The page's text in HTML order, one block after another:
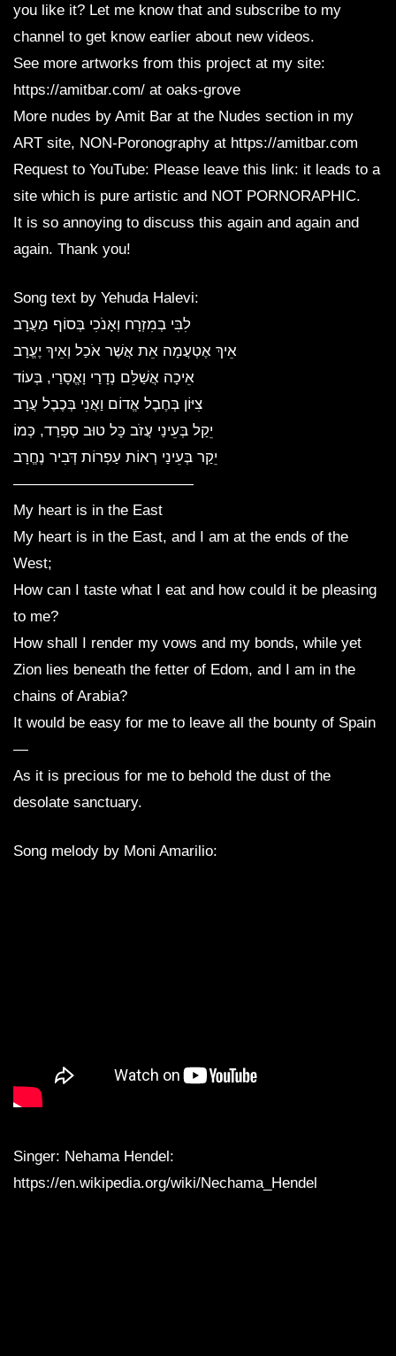
you like it? Let me know that and subscribe to my
channel to get know earlier about new videos.
See more artworks from this project at my site:
https://amitbar.com/ at oaks-grove
More nudes by Amit Bar at the Nudes section in my
ART site, NON-Poronography at https://amitbar.com
Request to YouTube: Please leave this link: it leads to a
site which is pure artistic and NOT PORNORAPHIC.
It is so annoying to discuss this again and again and
again. Thank you!
Song text by Yehuda Halevi:
לִבִּי בְמִזְרָח וְאָנֹכִי בְּסוֹף מַעֲרָב
אֵיךְ אֶטְעֲמָה אֵת אֲשֶׁר אֹכַל וְאֵיךְ יֶעֱרָב
אֵיכָה אֲשַׁלֵּם נְדָרַי וָאֱסָרַי, בְּעוֹד
צִיּוֹן בְּחֶבֶל אֱדוֹם וַאֲנִי בְּכֶבֶל עֲרָב
יֵקַל בְּעֵינַי עֲזֹב כָּל טוּב סְפָרַד, כְּמוֹ
יֵקַר בְּעֵינַי רְאוֹת עַפְרוֹת דְּבִיר נֶחֱרָב
————————————
My heart is in the East
My heart is in the East, and I am at the ends of the
West;
How can I taste what I eat and how could it be pleasing
to me?
How shall I render my vows and my bonds, while yet
Zion lies beneath the fetter of Edom, and I am in the
chains of Arabia?
It would be easy for me to leave all the bounty of Spain
—
As it is precious for me to behold the dust of the
desolate sanctuary.
Song melody by Moni Amarilio:
Singer: Nehama Hendel:
https://en.wikipedia.org/wiki/Nechama_Hendel